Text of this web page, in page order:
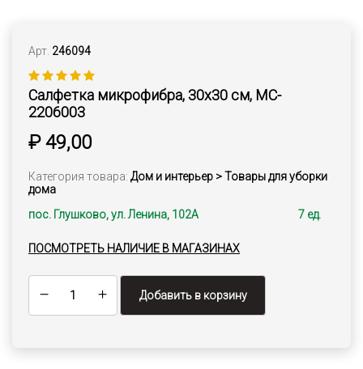
Арт. 246094
Салфетка микрофибра, 30х30 см, MC-
2206003
₽ 49,00
Категория товара: Дом и интерьер > Товары для уборки
дома
пос. Глушково, ул. Ленина, 102А
7 ед.
ПОСМОТРЕТЬ НАЛИЧИЕ В МАГАЗИНАХ
Добавить в корзину